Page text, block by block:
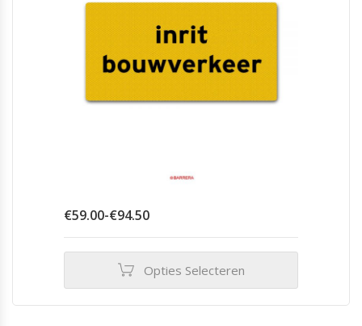
€59.00-€94.50Prijsklasse:
€94.50
Opties Selecteren